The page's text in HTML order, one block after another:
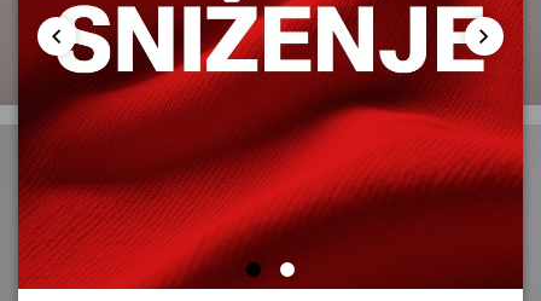
Deca